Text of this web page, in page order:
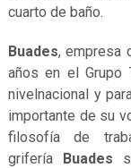
cuarto de baño.
Buades, empresa
años en el Grupo
nivelnacional y
importante de su
filosofía de
grifería Buades